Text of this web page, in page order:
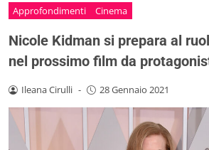
Approfondimenti Cinema
Nicole Kidman si prepara al
nel prossimo film da
Ileana Cirulli - 28 Gennaio 2021